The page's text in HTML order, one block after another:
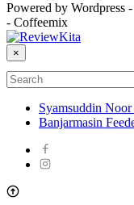
Powered by Wordpress
- Coffeemix
×
Syamsuddin
Banjarmasin